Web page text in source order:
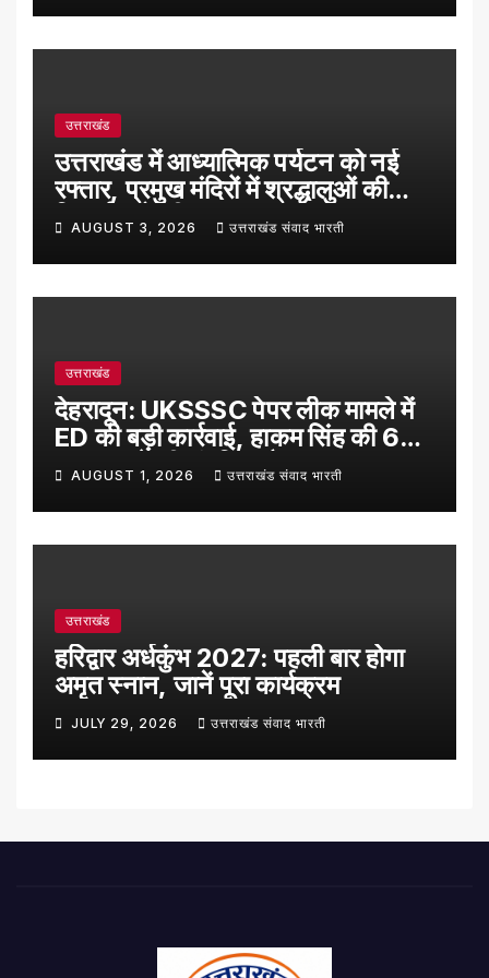
उत्तराखंड
उत्तराखंड में आध्यात्मिक पर्यटन को नई
रफ्तार, प्रमुख मंदिरों में श्रद्धालुओं की
रिकॉर्ड बढ़ोतरी
AUGUST 3, 2026 उत्तराखंड संवाद भारती
उत्तराखंड
देहरादून: UKSSSC पेपर लीक मामले में
ED की बड़ी कार्रवाई, हाकम सिंह की 63
लाख रुपये की संपत्ति अटैच
AUGUST 1, 2026 उत्तराखंड संवाद भारती
उत्तराखंड
हरिद्वार अर्धकुंभ 2027: पहली बार होगा
अमृत स्नान, जानें पूरा कार्यक्रम
JULY 29, 2026 उत्तराखंड संवाद भारती